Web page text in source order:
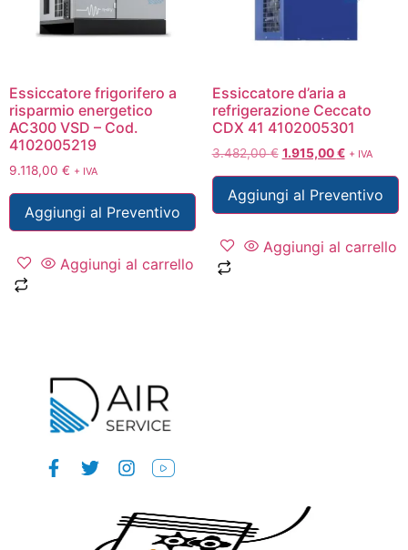
Essiccatore frigorifero a
risparmio energetico
AC300 VSD – Cod.
4102005219
9.118,00 € + IVA
Aggiungi al Preventivo
Aggiungi al carrello
Essiccatore d’aria a
refrigerazione Ceccato
CDX 41 4102005301
3.482,00€ 1.915,00€ + IVA
Aggiungi al Preventivo
Aggiungi al carrello